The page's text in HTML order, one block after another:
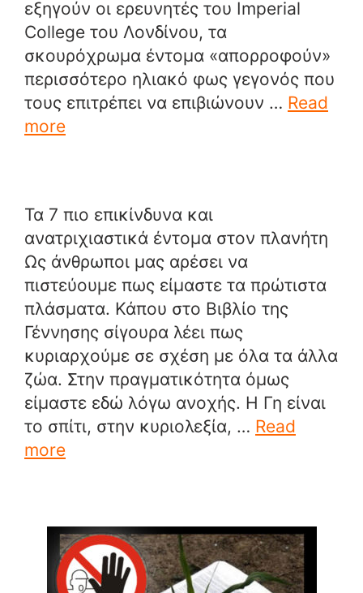
εξηγούν οι ερευνητές του Imperial
College του Λονδίνου, τα
σκουρόχρωμα έντομα «απορροφούν»
περισσότερο ηλιακό φως γεγονός που
τους επιτρέπει να επιβιώνουν … Read
more
Τα 7 πιο επικίνδυνα και
ανατριχιαστικά έντομα στον πλανήτη
Ως άνθρωποι μας αρέσει να
πιστεύουμε πως είμαστε τα πρώτιστα
πλάσματα. Κάπου στο Βιβλίο της
Γέννησης σίγουρα λέει πως
κυριαρχούμε σε σχέση με όλα τα άλλα
ζώα. Στην πραγματικότητα όμως
είμαστε εδώ λόγω ανοχής. Η Γη είναι
το σπίτι, στην κυριολεξία, … Read
more